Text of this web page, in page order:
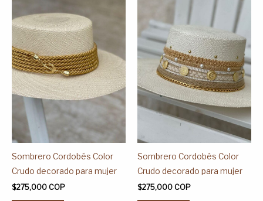
Sombrero Cordobés Color
Crudo decorado para mujer
$275,000 COP
producto
tiene
múltiples
variantes.
Las
opciones
Sombrero Cordobés Color
Crudo decorado para mujer
$275,000 COP
producto
tiene
múltiples
variantes.
Las
opciones
se
pueden